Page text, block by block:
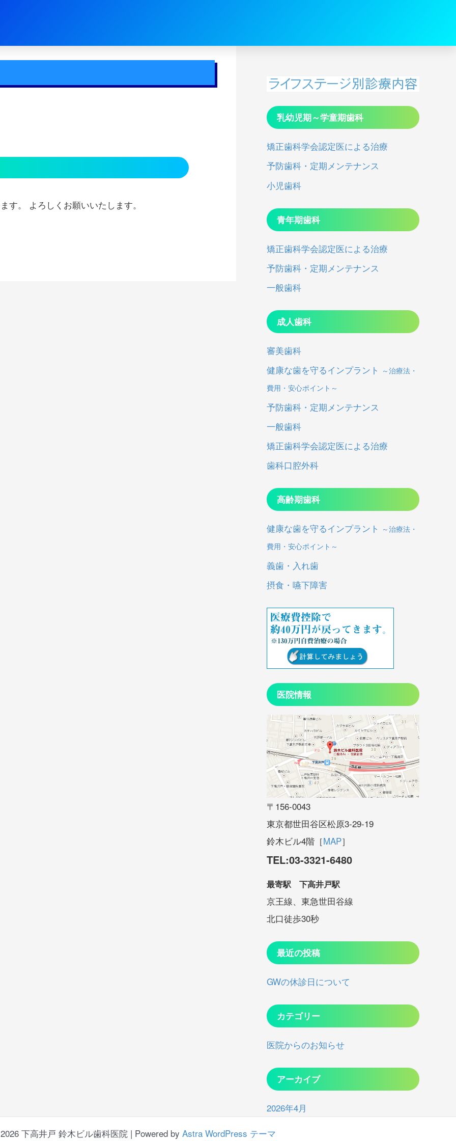
す。 よろしくお願いいたします。
乳幼児期～学童期歯科
矯正歯科学会認定医による治療
予防歯科・定期メンテナンス
小児歯科
青年期歯科
矯正歯科学会認定医による治療
予防歯科・定期メンテナンス
一般歯科
成人歯科
審美歯科
健康な歯を守るインプラント ～治療法・
費用・安心ポイント～
予防歯科・定期メンテナンス
一般歯科
矯正歯科学会認定医による治療
歯科口腔外科
高齢期歯科
健康な歯を守るインプラント ～治療法・
費用・安心ポイント～
義歯・入れ歯
摂食・嚥下障害
医院情報
〒156-0043
東京都世田谷区松原3-29-19
鈴木ビル4階［MAP］
TEL:03-3321-6480
最寄駅 下高井戸駅
京王線、東急世田谷線
北口徒歩30秒
最近の投稿
GWの休診日について
カテゴリー
医院からのお知らせ
アーカイブ
2026年4月
下高井戸 鈴木ビル歯科医院 | Powered by Astra WordPress テーマ